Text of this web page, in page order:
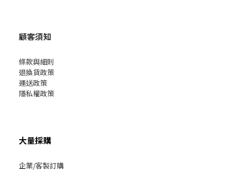
顧客須知
條款與細則
退換貨政策
運送政策
隱私權政策
大量採購
企業/客製訂購